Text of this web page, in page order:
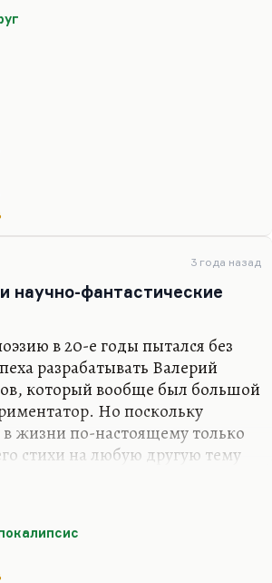
к поколению, которое
(он участвовал в войне и
оттуда), но к
грубо заткнули рот. Он
он ровесник Тарковского и
было загнано в
либо молчало и писало
Поэтому самое удивительное,
творчества,
из которой, на мой…
3 года назад
научно-фантастические
в 20-е годы пытался без
разрабатывать Валерий
который вообще был большой
Но поскольку
в жизни по-настоящему только
стихи на любую другую тему
То ли дело
которые он из пушкинского
в полновесную 6-главную